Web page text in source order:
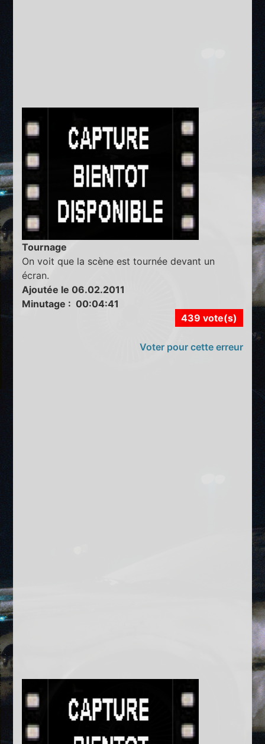
Tournage
On voit que la scène est tournée devant un
écran.
Ajoutée le 06.02.2011
Minutage : 00:04:41
439 vote(s)
Voter pour cette erreur